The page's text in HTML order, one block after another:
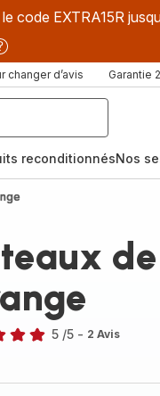
code EXTRA15R
changer d’avis Garantie
reconditionnésNos
5 /5 - 2 Avis